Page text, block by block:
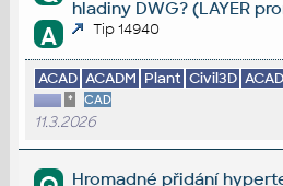
hladiny DWG? (LAYER
A Tip 14940
ACAD ACADM Plant Civil3D
* CAD
11.3.2026
Hromadné přidání